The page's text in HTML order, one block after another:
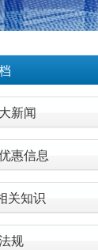
新闻
惠信息
关知识
规